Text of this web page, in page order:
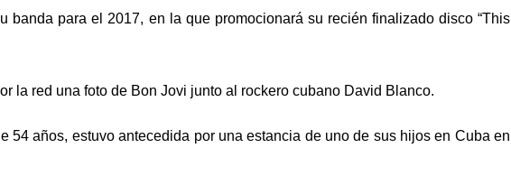
banda para el 2017, en la que promocionará su recién finalizado disco “This
la red una foto de Bon Jovi junto al rockero cubano David Blanco.
54 años, estuvo antecedida por una estancia de uno de sus hijos en Cuba en